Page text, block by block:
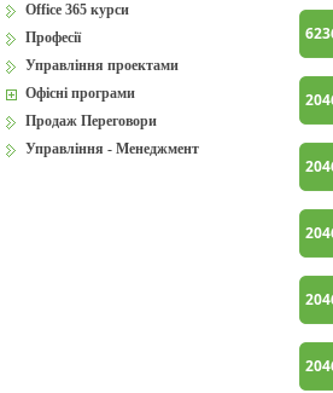
Office 365 курси
Професії
Управління проектами
Офісні програми
Продаж Переговори
Управління - Менеджмент